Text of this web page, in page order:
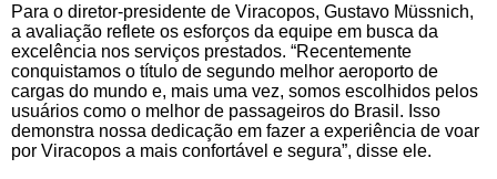
Para o diretor-presidente de Viracopos, Gustavo Müssnich,
a avaliação reflete os esforços da equipe em busca da
excelência nos serviços prestados. “Recentemente
conquistamos o título de segundo melhor aeroporto de
cargas do mundo e, mais uma vez, somos escolhidos pelos
usuários como o melhor de passageiros do Brasil. Isso
demonstra nossa dedicação em fazer a experiência de voar
por Viracopos a mais confortável e segura”, disse ele.